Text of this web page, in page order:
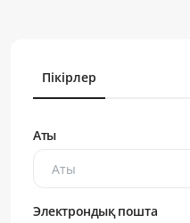
Пікірлер
Аты
Электрондық пошта